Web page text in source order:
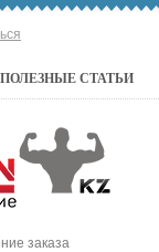
ПОЛЕЗНЫЕ СТАТЬИ
заказа